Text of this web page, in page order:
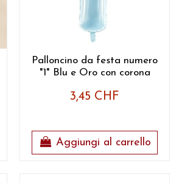
Palloncino da festa numero
"1" Blu e Oro con corona
3,45 CHF
Aggiungi al carrello